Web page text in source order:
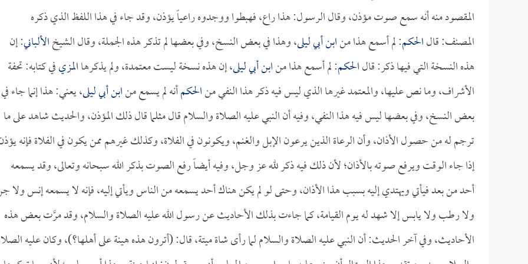
المقصود منه أنه سمع صوت مؤذن، وقال الرسول: هذا راع، فهبطوا ووجدوه راعياً يؤذن، وقد جاء في هذا اللفظ الذي ذكره
المصنف: قالالحكم: لم أسمع هذا منابن أبي ليلى، وهذا في بعض النسخ، وفي بعضها لم تذكر هذه الجملة، وقال الشيخالألباني: إن
هذه النسخة التي فيها ذكر: قالالحكم: لم أسمع هذا منابن أبي ليلى، إن هذه نسخة ليست معتمدة، ولم يذكرهاالمزيفي كتابه: تحفة
الأشراف، وما نص عليها، والمعتمد غيرها الذي ليس فيه ذكر هذا النفي منالحكمأنه لم يسمع منابن أبي ليلى، يعني: هذا إنما جاء في
بعض النسخ، وفي بعضها ليس فيه هذا النفي، وفيه أن النبي عليه الصلاة والسلام قال مثلما قال ذلك المؤذن، والحديث شاهد على ما
ترجم له من حصول الأذان، وأن الرعاة الذين يرعون الإبل والغنم، ويكونون في الفلاة، وكذلك غيرهم ممن يكون في الفلاة فإنه
إذا جاء الوقت ويرفع صوته بالأذان؛ لأن ذلك فيه ذكر لله عز وجل، وفيه أيضاً رفع الصوت بذكر الله سبحانه وتعالى، وقد يسمعه
أحد من بعد فيأتي ويهتدي إليه بسبب هذا الأذان، وحتى لو لم يكن هناك أحد يسمعه من الناس ويأتي إليه، فإنه لا يسمعه إنس ولا
ولا رطب ولا يابس إلا شهد له يوم القيامة، كما جاءت بذلك الأحاديث عن رسول الله عليه الصلاة والسلام، وقد مرَّت بعض هذه
الأحاديث، وفي آخر الحديث: أن النبي عليه الصلاة والسلام لما رأى شاة ميتة، قال: (أترون هذه هينة على أهلها؟)، وكان عليه